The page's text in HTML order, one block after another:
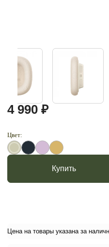
4 990 ₽
Цвет:
Купить
Цена на товары указана за